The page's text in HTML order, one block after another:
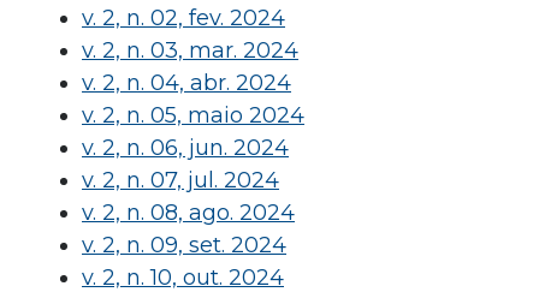
v. 2, n. 02, fev. 2024
v. 2, n. 03, mar. 2024
v. 2, n. 04, abr. 2024
v. 2, n. 05, maio 2024
v. 2, n. 06, jun. 2024
v. 2, n. 07, jul. 2024
v. 2, n. 08, ago. 2024
v. 2, n. 09, set. 2024
v. 2, n. 10, out. 2024